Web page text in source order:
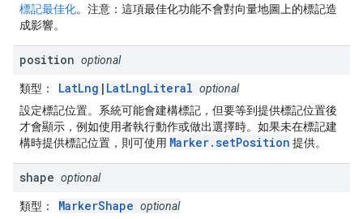
標記最佳化。 注意： 這項最佳化功能不會對向量地圖上的標記造
成影響。
position optional
類型： LatLng | LatLngLiteral optional
設定標記位置。系統可能會建構標記，但要等到提供標記位置後
才會顯示，例如使用者執行動作或做出選擇時。如果未在標記建
構時提供標記位置，則可使用 Marker.setPosition 提供。
shape optional
類型： MarkerShape optional